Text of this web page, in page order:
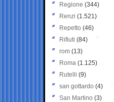
Regione (344)
Renzi (1.521)
Repetto (46)
Rifiuti (84)
rom (13)
Roma (1.125)
Rutelli (9)
san gottardo (4)
San Martino (3)